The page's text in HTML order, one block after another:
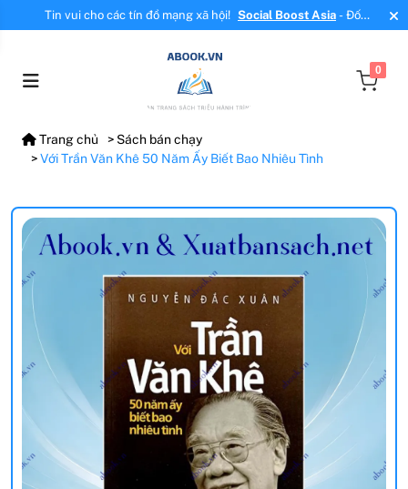
Tin vui cho các tín đồ mạng xã hội! Social Boost Asia- Đối
tác mới, cung cấp dịch vụ tăng tương tác, tăng follow uy tín!
0
Trang chủ
Sách bán chạy
Với Trần Văn Khê 50 Năm Ấy Biết Bao Nhiêu Tình